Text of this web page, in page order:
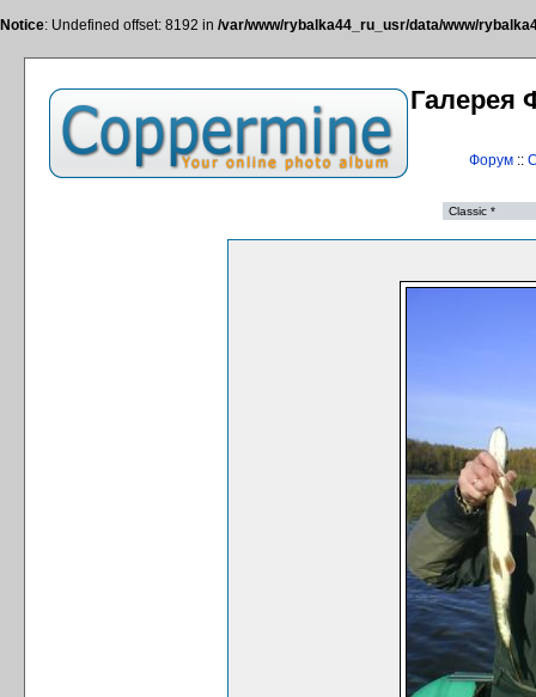
Notice: Undefined offset: 8192 in /var/www/rybalka44_ru_usr/data/www/
Галерея
Форум::